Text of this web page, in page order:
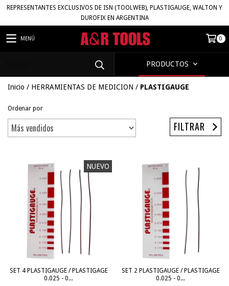
REPRESENTANTES EXCLUSIVOS DE ISN (TOOLWEB), PLASTIGAUGE, WALTON Y
DUROFIX EN ARGENTINA
MENÚ 0
PRODUCTOS
Inicio / HERRAMIENTAS DE MEDICION / PLASTIGAUGE
Ordenar por
FILTRAR
NUEVO
SET 4 PLASTIGAUGE / PLASTIGAGE
0.025 - 0...
SET 2 PLASTIGAUGE / PLASTIGAGE
0.025 - 0...